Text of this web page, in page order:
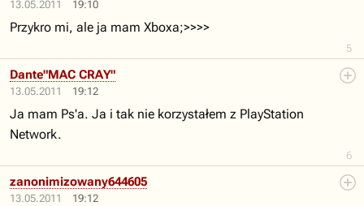
13.05.2011 19:10
5
Przykro mi, ale ja mam Xboxa;>>>>
13.05.2011 19:12
6
Dante"MAC CRAY"
Ja mam Ps'a. Ja i tak nie korzystałem z PlayStation
Network.
13.05.2011 19:12
zanonimizowany644605